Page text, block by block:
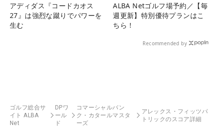
アディダス『コードカオス
27』は強烈な蹴りでパワーを
生む
ALBA Netゴルフ場予約／【毎
週更新】特別優待プランはこ
ちら！
Recommended by
ゴルフ総合サ
イト ALBA
Net
DPワ
ール
ド
コマーシャルバン
ク・カタールマスタ
ーズ
アレックス・フィッツパ
トリックのスコア詳細